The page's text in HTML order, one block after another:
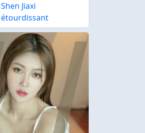
Shen Jiaxi
étourdissant